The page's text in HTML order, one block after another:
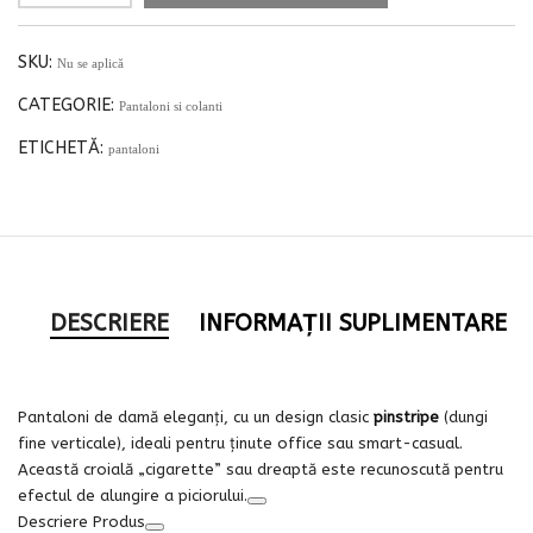
SKU: Nu se aplică
CATEGORIE: Pantaloni si colanti
ETICHETĂ: pantaloni
DESCRIERE INFORMAȚII SUPLIMENTARE
Pantaloni de damă eleganți, cu un design clasic pinstripe (dungi
fine verticale), ideali pentru ținute office sau smart-casual.
Această croială „cigarette” sau dreaptă este recunoscută pentru
efectul de alungire a piciorului.
Descriere Produs